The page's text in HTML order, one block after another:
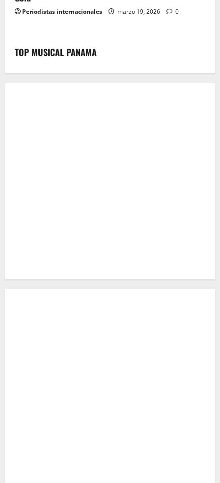
Periodistas internacionales marzo 19, 2026 0
TOP MUSICAL PANAMA